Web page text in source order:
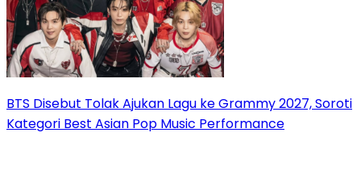
BTS Disebut Tolak Ajukan Lagu ke Grammy 2027, Soroti
Kategori Best Asian Pop Music Performance